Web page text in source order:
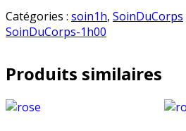
du
corps
la
fleur
d'oranger
-
Catégories : soin1h, SoinDuCorps
SoinDuCorps-1h00
Produits similaires